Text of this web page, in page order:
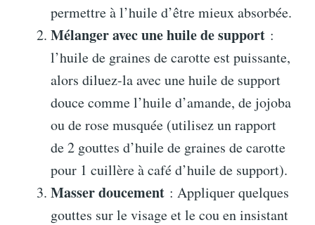
permettre à l’huile d’être mieux absorbée.
Mélanger avec une huile de support :
l’huile de graines de carotte est puissante,
alors diluez-la avec une huile de support
douce comme l’huile d’amande, de jojoba
ou de rose musquée (utilisez un rapport
de 2 gouttes d’huile de graines de carotte
pour 1 cuillère à café d’huile de support).
Masser doucement : Appliquer quelques
gouttes sur le visage et le cou en insistant